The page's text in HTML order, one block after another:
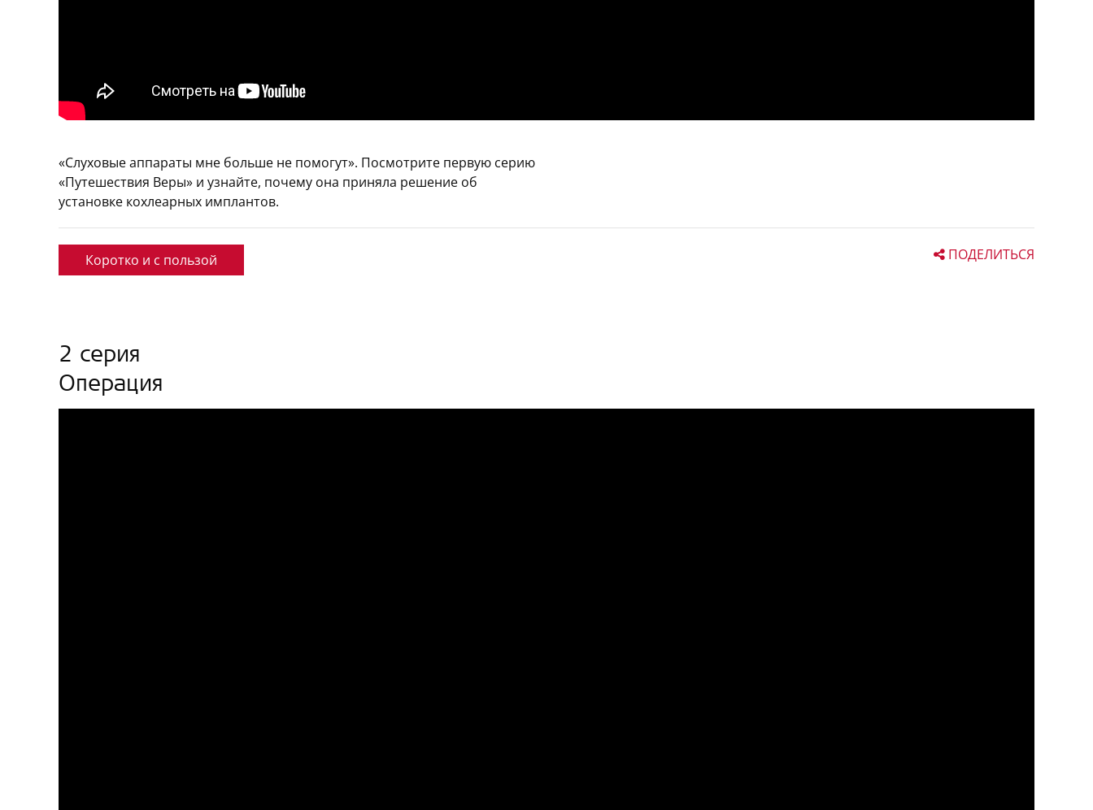
«Слуховые аппараты мне больше не помогут». Посмотрите первую серию
«Путешествия Веры» и узнайте, почему она приняла решение об
установке кохлеарных имплантов.
Коротко и с пользой ПОДЕЛИТЬСЯ
2 серия
Операция